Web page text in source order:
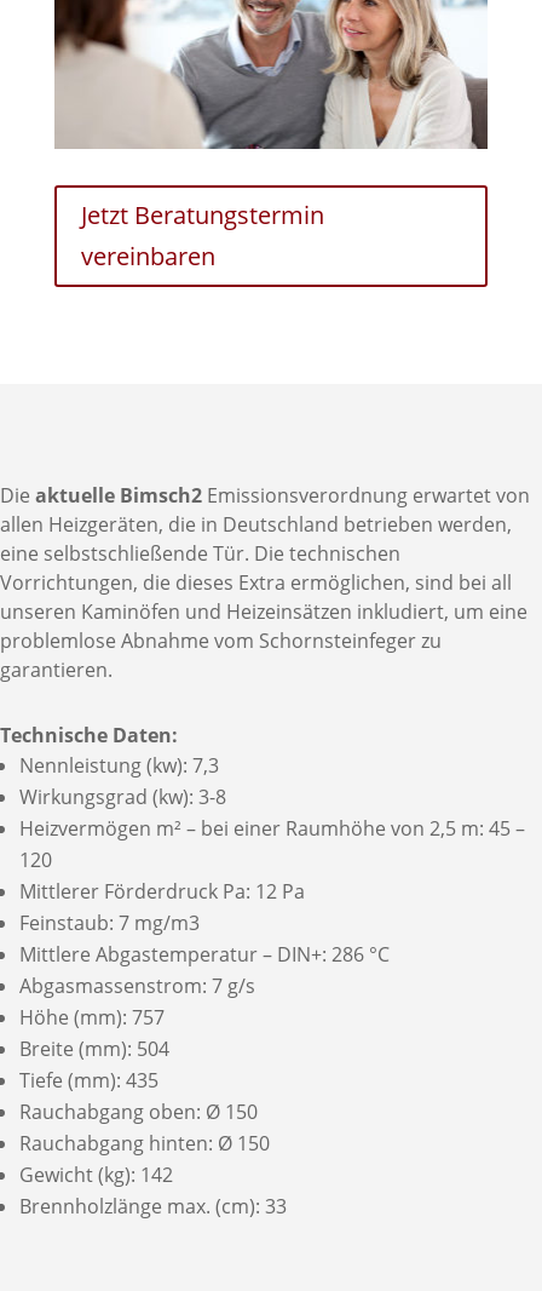
Jetzt Beratungstermin
vereinbaren
Die aktuelle Bimsch2 Emissionsverordnung erwartet von
allen Heizgeräten, die in Deutschland betrieben werden,
eine selbstschließende Tür. Die technischen
Vorrichtungen, die dieses Extra ermöglichen, sind bei all
unseren Kaminöfen und Heizeinsätzen inkludiert, um eine
problemlose Abnahme vom Schornsteinfeger zu
garantieren.
Technische Daten:
Nennleistung (kw): 7,3
Wirkungsgrad (kw): 3-8
Heizvermögen m² – bei einer Raumhöhe von 2,5 m: 45 –
120
Mittlerer Förderdruck Pa: 12 Pa
Feinstaub: 7 mg/m3
Mittlere Abgastemperatur – DIN+: 286 °C
Abgasmassenstrom: 7 g/s
Höhe (mm): 757
Breite (mm): 504
Tiefe (mm): 435
Rauchabgang oben: Ø 150
Rauchabgang hinten: Ø 150
Gewicht (kg): 142
Brennholzlänge max. (cm): 33